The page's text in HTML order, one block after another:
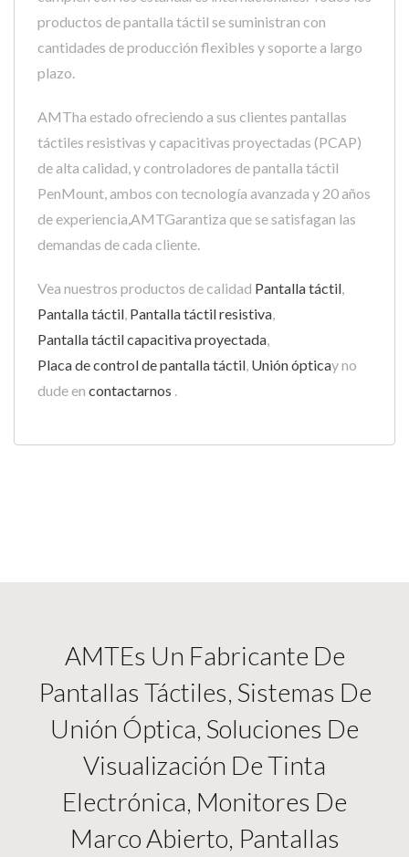
productos de pantalla táctil se suministran con
cantidades de producción flexibles y soporte a largo
plazo.
AMTha estado ofreciendo a sus clientes pantallas
táctiles resistivas y capacitivas proyectadas (PCAP)
de alta calidad, y controladores de pantalla táctil
PenMount, ambos con tecnología avanzada y 20 años
de experiencia,AMTGarantiza que se satisfagan las
demandas de cada cliente.
Vea nuestros productos de calidad Pantalla táctil
Pantalla táctil Pantalla táctil resistiva
Pantalla táctil capacitiva proyectada
Placa de control de pantalla táctil Unión ópticay no
dude en contactarnos
AMTEs Un Fabricante De
Pantallas Táctiles, Sistemas De
Unión Óptica, Soluciones De
Visualización De Tinta
Electrónica, Monitores De
Marco Abierto, Pantallas